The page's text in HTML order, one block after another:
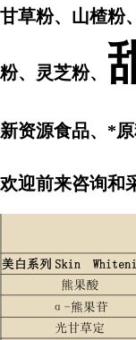
甘草粉、山楂粉
粉、灵芝粉、
新资源食品、*
欢迎前来咨询和